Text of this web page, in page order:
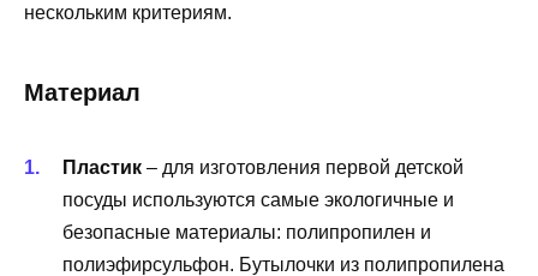
нескольким критериям.
Материал
Пластик – для изготовления первой детской
посуды используются самые экологичные и
безопасные материалы: полипропилен и
полиэфирсульфон. Бутылочки из полипропилена